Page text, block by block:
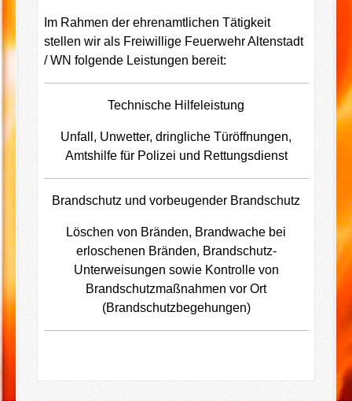
Im Rahmen der ehrenamtlichen Tätigkeit
stellen wir als Freiwillige Feuerwehr Altenstadt
/ WN folgende Leistungen bereit:
Technische Hilfeleistung
Unfall, Unwetter, dringliche Türöffnungen,
Amtshilfe für Polizei und Rettungsdienst
Brandschutz und vorbeugender Brandschutz
Löschen von Bränden, Brandwache bei
erloschenen Bränden, Brandschutz-
Unterweisungen sowie Kontrolle von
Brandschutzmaßnahmen vor Ort
(Brandschutzbegehungen)